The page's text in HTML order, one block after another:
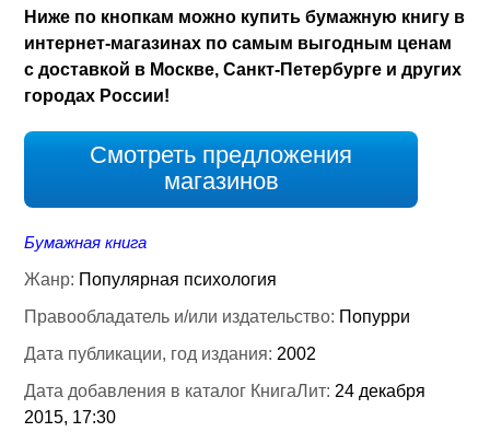
Ниже по кнопкам можно купить бумажную книгу в
интернет-магазинах по самым выгодным ценам
с доставкой в Москве, Санкт-Петербурге и других
городах России!
Смотреть предложения
магазинов
Бумажная книга
Жанр: Популярная психология
Правообладатель и/или издательство: Попурри
Дата публикации, год издания: 2002
Дата добавления в каталог КнигаЛит: 24 декабря
2015, 17:30